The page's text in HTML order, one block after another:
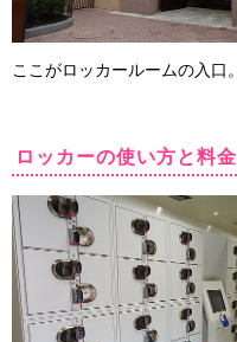
ここがロッカールームの入口。
ロッカーの使い方と料金